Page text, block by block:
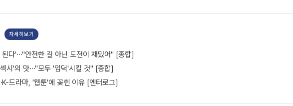
자세히보기
다'⋯"안전한 길 아닌 도전이 재밌어" [종합]
시'의 맛⋯"모두 '입덕'시킬 것" [종합]
드라마, '웹툰'에 꽂힌 이유 [엔터로그]